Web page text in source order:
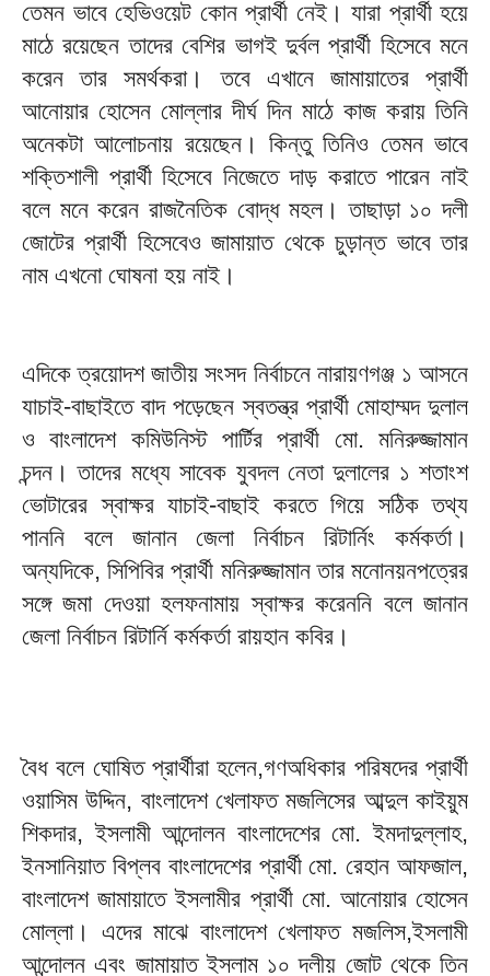
তেমন ভাবে হেভিওয়েট কোন প্রার্থী নেই। যারা প্রার্থী হয়ে
মাঠে রয়েছেন তাদের বেশির ভাগই দুর্বল প্রার্থী হিসেবে মনে
করেন তার সমর্থকরা। তবে এখানে জামায়াতের প্রার্থী
আনোয়ার হোসেন মোল্লার দীর্ঘ দিন মাঠে কাজ করায় তিনি
অনেকটা আলোচনায় রয়েছেন। কিন্তু তিনিও তেমন ভাবে
শক্তিশালী প্রার্থী হিসেবে নিজেতে দাড় করাতে পারেন নাই
বলে মনে করেন রাজনৈতিক বোদ্ধ মহল। তাছাড়া ১০ দলী
জোটের প্রার্থী হিসেবেও জামায়াত থেকে চুড়ান্ত ভাবে তার
নাম এখনো ঘোষনা হয় নাই।
এদিকে ত্রয়োদশ জাতীয় সংসদ নির্বাচনে নারায়ণগঞ্জ ১ আসনে
যাচাই-বাছাইতে বাদ পড়েছেন স্বতন্ত্র প্রার্থী মোহাম্মদ দুলাল
ও বাংলাদেশ কমিউনিস্ট পার্টির প্রার্থী মো. মনিরুজ্জামান
চন্দন। তাদের মধ্যে সাবেক যুবদল নেতা দুলালের ১ শতাংশ
ভোটারের স্বাক্ষর যাচাই-বাছাই করতে গিয়ে সঠিক তথ্য
পাননি বলে জানান জেলা নির্বাচন রিটার্নিং কর্মকর্তা।
অন্যদিকে, সিপিবির প্রার্থী মনিরুজ্জামান তার মনোনয়নপত্রের
সঙ্গে জমা দেওয়া হলফনামায় স্বাক্ষর করেননি বলে জানান
জেলা নির্বাচন রিটার্নি কর্মকর্তা রায়হান কবির।
বৈধ বলে ঘোষিত প্রার্থীরা হলেন,গণঅধিকার পরিষদের প্রার্থী
ওয়াসিম উদ্দিন, বাংলাদেশ খেলাফত মজলিসের আব্দুল কাইয়ুম
শিকদার, ইসলামী আন্দোলন বাংলাদেশের মো. ইমদাদুল্লাহ,
ইনসানিয়াত বিপ্লব বাংলাদেশের প্রার্থী মো. রেহান আফজাল,
বাংলাদেশ জামায়াতে ইসলামীর প্রার্থী মো. আনোয়ার হোসেন
মোল্লা। এদের মাঝে বাংলাদেশ খেলাফত মজলিস,ইসলামী
আন্দোলন এবং জামায়াত ইসলাম ১০ দলীয় জোট থেকে তিন